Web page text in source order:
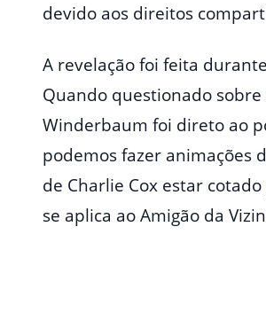
devido aos direitos
A revelação foi feita
Quando questionado
Winderbaum foi direto ao
podemos fazer animações
de Charlie Cox estar
se aplica ao Amigão da